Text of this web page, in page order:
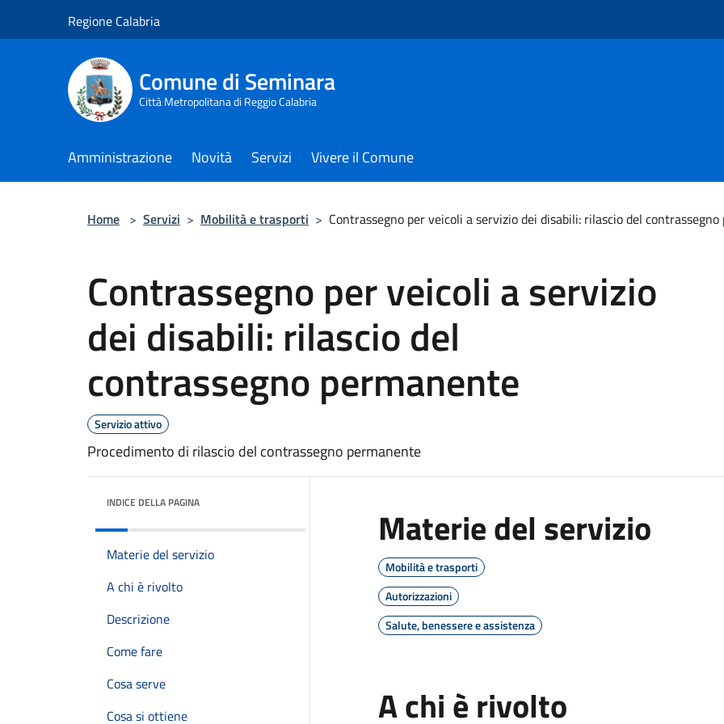
Regione Calabria
Comune di Seminara
Città Metropolitana di Reggio Calabria
Amministrazione Novità Servizi Vivere il Comune
Home > Servizi > Mobilità e trasporti > Contrassegno per veicoli a servizio dei disabili: rilascio del
Contrassegno per veicoli a servizio
dei disabili: rilascio del
contrassegno permanente
Servizio attivo
Procedimento di rilascio del contrassegno permanente
INDICE DELLA PAGINA
Materie del servizio
A chi è rivolto
Descrizione
Come fare
Cosa serve
Cosa si ottiene
Materie del servizio
Mobilità e trasporti
Autorizzazioni
Salute, benessere e assistenza
A chi è rivolto